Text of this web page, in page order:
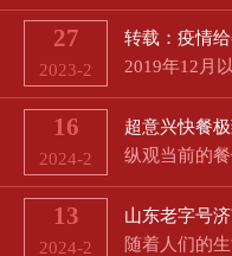
27
2023-2
16
2024-2
13
2024-2